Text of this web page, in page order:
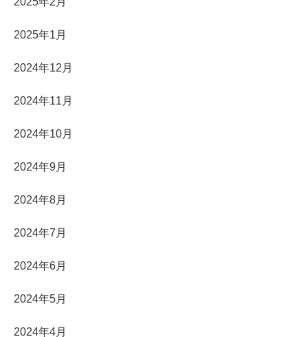
2025年1月
2024年12月
2024年11月
2024年10月
2024年9月
2024年8月
2024年7月
2024年6月
2024年5月
2024年4月